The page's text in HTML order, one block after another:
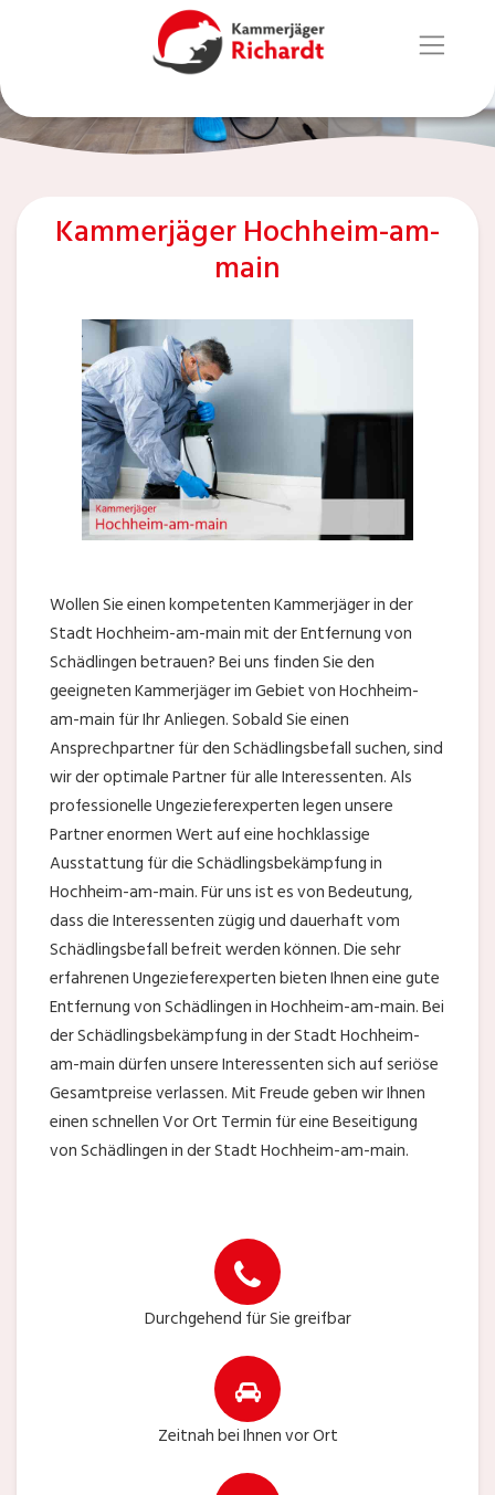
Kammerjäger Hochheim-am-
main
Wollen Sie einen kompetenten Kammerjäger in der
Stadt Hochheim-am-main mit der Entfernung von
Schädlingen betrauen? Bei uns finden Sie den
geeigneten Kammerjäger im Gebiet von Hochheim-
am-main für Ihr Anliegen. Sobald Sie einen
Ansprechpartner für den Schädlingsbefall suchen, sind
wir der optimale Partner für alle Interessenten. Als
professionelle Ungezieferexperten legen unsere
Partner enormen Wert auf eine hochklassige
Ausstattung für die Schädlingsbekämpfung in
Hochheim-am-main. Für uns ist es von Bedeutung,
dass die Interessenten zügig und dauerhaft vom
Schädlingsbefall befreit werden können. Die sehr
erfahrenen Ungezieferexperten bieten Ihnen eine gute
Entfernung von Schädlingen in Hochheim-am-main. Bei
der Schädlingsbekämpfung in der Stadt Hochheim-
am-main dürfen unsere Interessenten sich auf seriöse
Gesamtpreise verlassen. Mit Freude geben wir Ihnen
einen schnellen Vor Ort Termin für eine Beseitigung
von Schädlingen in der Stadt Hochheim-am-main.
Durchgehend für Sie greifbar
Zeitnah bei Ihnen vor Ort